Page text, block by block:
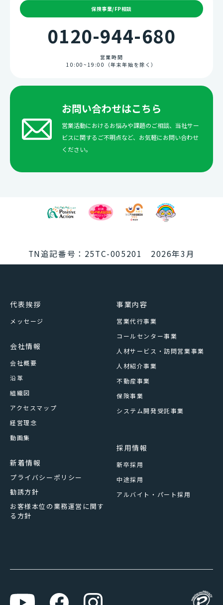
■ 個人情報の安全管理措置について
取得した個人情報については、漏洩、減失またはき損の
つ適切な措置を講じます。
このサイトは、SSL（Secure Socket Layer）による暗
号化措置を講じています。
■ 個人情報保護方針
■お問合せ先
個人情報保護 苦情・相談受付窓口
〒330-0802 埼玉県さいたま市大宮区宮町2丁目23 イ
ーストゲート大宮ビル
TEL：0120-944-680 受付時間10：00〜19：
00（土日祝日、年末年始を除く）
保険事業/FP相談
0120-944-680
営業時間
10:00~19:00（年末年始を除く）
お問い合わせはこちら
営業活動におけるお悩みや課題のご相談、当社サー
ビスに関するご不明点など、お気軽にお問い合わせ
ください。
TN追記番号：25TC-005201 2026年3月
代表挨拶
メッセージ
事業内容
営業代行事業
コールセンター事業
人材サービス・訪問営業事業
人材紹介事業
不動産事業
保険事業
システム開発受託事業
会社情報
会社概要
沿革
組織図
アクセスマップ
経営理念
動画集
採用情報
新卒採用
中途採用
アルバイト・パート採用
新着情報
プライバシーポリシー
勧誘方針
お客様本位の業務運営に関す
る方針